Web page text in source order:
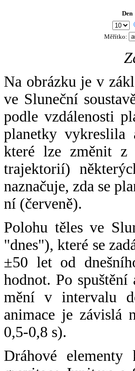
Den
Měřítko:
Na obrázku je v
ve Sluneční
podle vzdálenosti
planetky
které lze změnit z
trajektorií)
naznačuje, zda se
ní (červeně).
Polohu těles ve
"dnes"), které se
±50 let od
hodnot. Po spuštění
mění v intervalu
animace je závislá
0,5-0,8 s).
Dráhové